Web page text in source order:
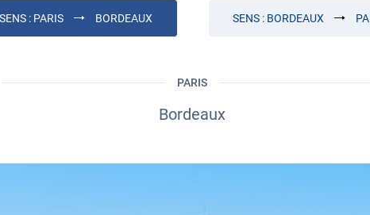
SENS : PARIS BORDEAUX SENS : BORDEAUX
PARIS
Bordeaux